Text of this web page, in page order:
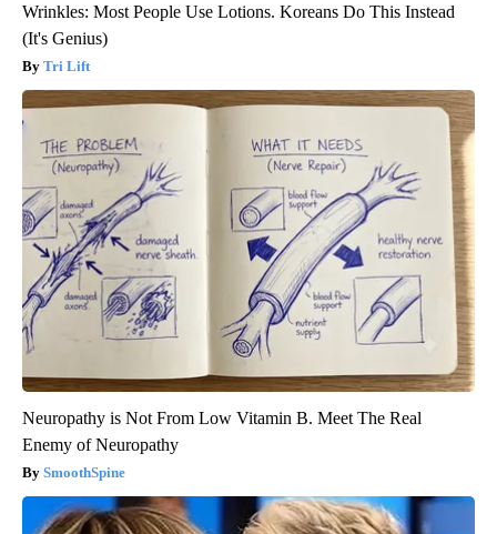
Wrinkles: Most People Use Lotions. Koreans Do This Instead
(It's Genius)
Tri Lift
Neuropathy is Not From Low Vitamin B. Meet The Real
Enemy of Neuropathy
SmoothSpine